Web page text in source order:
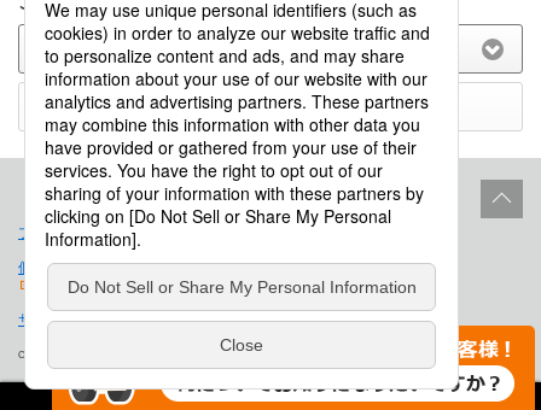
(選択してください)
送信する
プロダクトライフサイクル サイトポリシー
個人情報保護法に基づく公表事項 免責事項
サイトマップ 会社概要
Copyright © Saison Technology Co., Ltd. All Rights Reserved.
Powered by